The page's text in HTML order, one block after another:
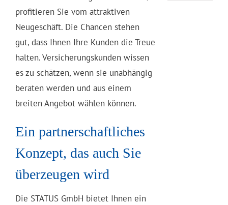
profitieren Sie vom attraktiven
Neugeschäft. Die Chancen stehen
gut, dass Ihnen Ihre Kunden die Treue
halten. Versicherungskunden wissen
es zu schätzen, wenn sie unabhängig
beraten werden und aus einem
breiten Angebot wählen können.
Ein partnerschaftliches
Konzept, das auch Sie
überzeugen wird
Die STATUS GmbH bietet Ihnen ein